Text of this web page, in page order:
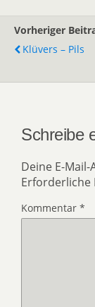
Vorheriger
Klüvers – Pils
Schreibe
Deine E-
Erforderliche
Kommentar *